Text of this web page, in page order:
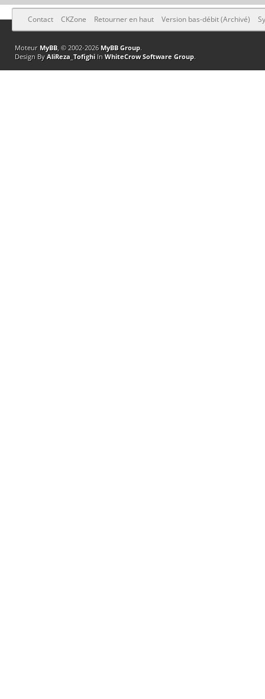
Contact CKZone Retourner en haut Version bas-débit (Archivé)
Moteur MyBB, © 2002-2026 MyBB Group.
Design By AliReza_TofighiIn WhiteCrow Software Group.